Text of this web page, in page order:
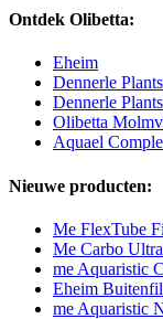
Ontdek Olibetta:
Eheim
Dennerle
Dennerle
Olibetta
Aquael
Nieuwe producten:
Me FlexTube
Me Carbo
me Aquaristic
Eheim
me Aquaristic